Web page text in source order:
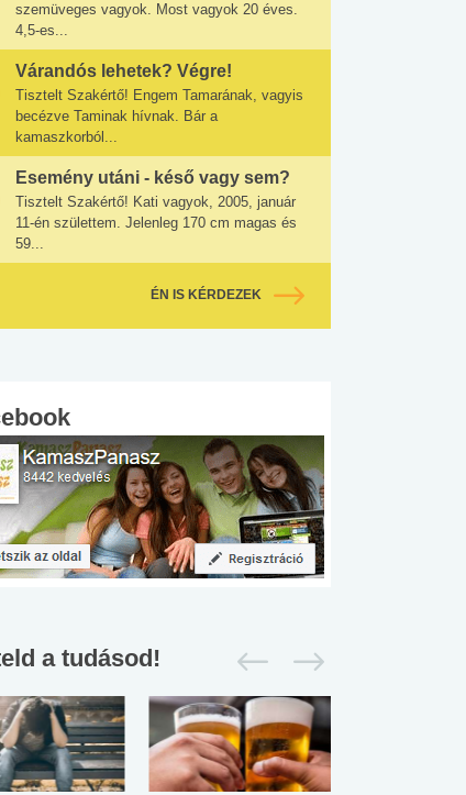
szemüveges vagyok. Most vagyok 20 éves.
4,5-es...
Várandós lehetek? Végre!
Tisztelt Szakértő! Engem Tamarának, vagyis
becézve Taminak hívnak. Bár a
kamaszkorból...
Esemény utáni - késő vagy sem?
Tisztelt Szakértő! Kati vagyok, 2005, január
11-én születtem. Jelenleg 170 cm magas és
59...
ÉN IS KÉRDEZEK
a tudásod!